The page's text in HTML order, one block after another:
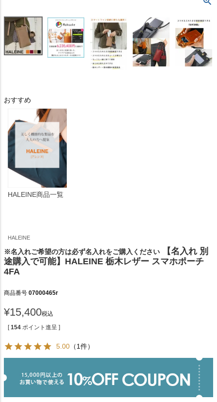
おすすめ
HALEINE商品一覧
HALEINE
※名入れご希望の方は必ず名入れをご購入ください
【名入れ 別
途購入で可能】HALEINE 栃木レザー スマホポーチ
4FA
商品番号 07000465r
¥15,400税込
[ 154 ポイント進呈 ]
5.00 （1件）